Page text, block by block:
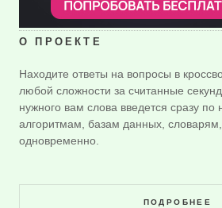
О ПРОЕКТЕ
Находите ответы на вопросы в
любой сложности за считанные
нужного вам слова введется сразу по
алгоритмам, базам данных,
одновременно.
ПОДРОБНЕЕ